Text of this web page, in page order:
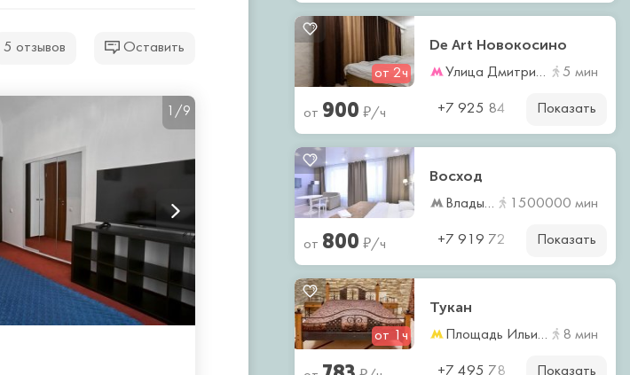
от 2ч
De Art Новокосино
5 мин
Улица Дмитриевского
от 900 ₽/ч +7 925 84 Показать
Восход
1500000 мин
Владыкино
от 800 ₽/ч +7 919 72 Показать
от 1ч
Тукан
8 мин
Площадь Ильича
+7 495 78 Показать
Оставить
5 отзывов
1/9